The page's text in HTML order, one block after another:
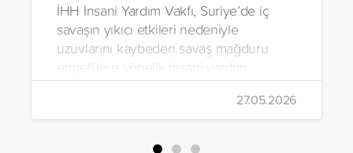
İHH İnsani Yardım Vakfı, Suriye’de iç
savaşın yıkıcı etkileri nedeniyle
uzuvlarını kaybeden savaş mağduru
engellilere yönelik insani yardım
çalışmalarını aralıksız sürdürüyor. Vakıf,
yürütülen son projeyle Suriye’nin Şam,
Halep, Hama, Humus ve İdlib
bölgelerinde zor şartlarda yaşayan
27.05.2026